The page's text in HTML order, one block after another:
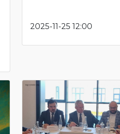
2025-11-25 12:00